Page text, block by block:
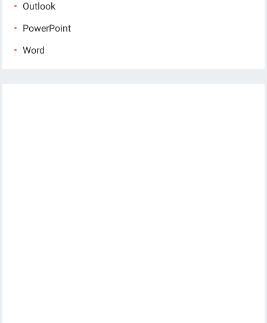
Outlook
PowerPoint
Word